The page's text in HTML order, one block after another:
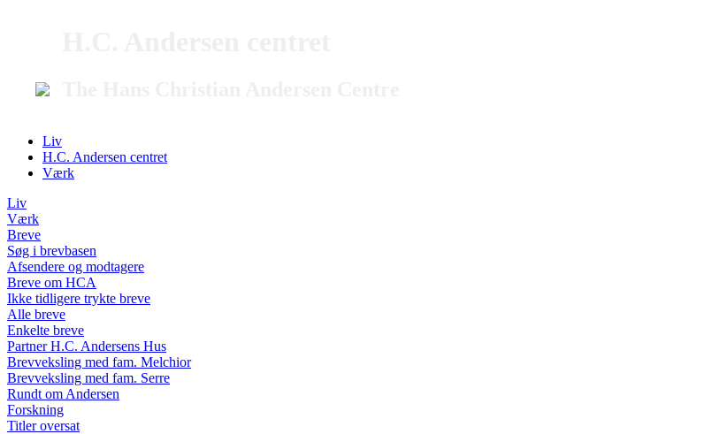
Liv
H.C. Andersen centret
Værk
Liv
Værk
Breve
Søg i brevbasen
Afsendere og modtagere
Breve om HCA
Ikke tidligere trykte breve
Alle breve
Enkelte breve
Partner H.C. Andersens Hus
Brevveksling med fam. Melchior
Brevveksling med fam. Serre
Rundt om Andersen
Forskning
Titler oversat